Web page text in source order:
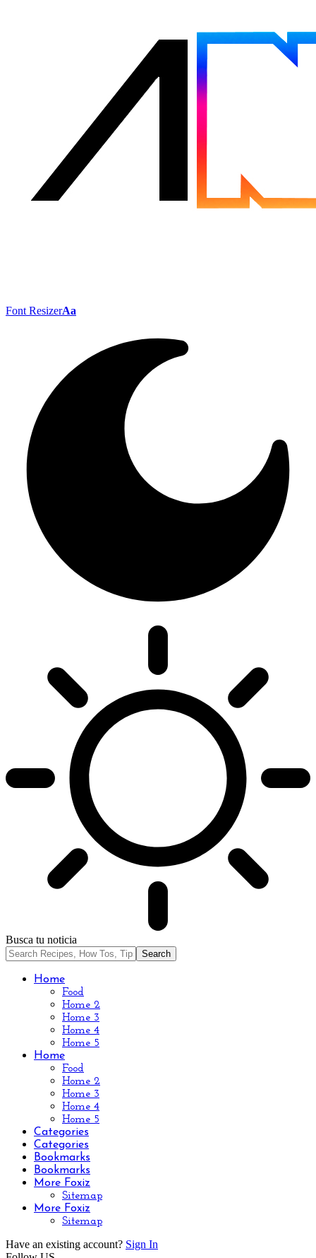
Font ResizerAa
Busca tu noticia
Home
Food
Home 2
Home 3
Home 4
Home 5
Home
Food
Home 2
Home 3
Home 4
Home 5
Categories
Categories
Bookmarks
Bookmarks
More Foxiz
Sitemap
More Foxiz
Sitemap
Have an existing account? Sign In